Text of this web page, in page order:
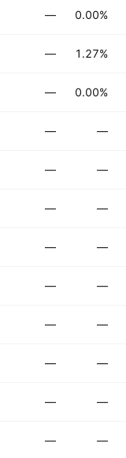
— 0.00%
— 1.27%
— 0.00%
— —
— —
— —
— —
— —
— —
— —
— —
— —